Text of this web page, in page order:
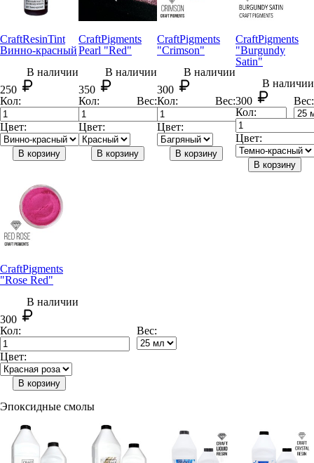
CraftResinTint
Винно-красный
В наличии
250
Кол:
Вес:
Цвет:
В корзину
CraftPigments
Pearl "Red"
В наличии
350
Кол:
Вес:
Цвет:
В корзину
CraftPigments
"Crimson"
В наличии
300
Кол:
Вес:
Цвет:
В корзину
CraftPigments
"Burgundy
Satin"
В наличии
300
Кол:
Цвет:
В корзину
CraftPigments
"Rose Red"
В наличии
300
Кол:
Вес:
Цвет:
В корзину
Эпоксидные смолы